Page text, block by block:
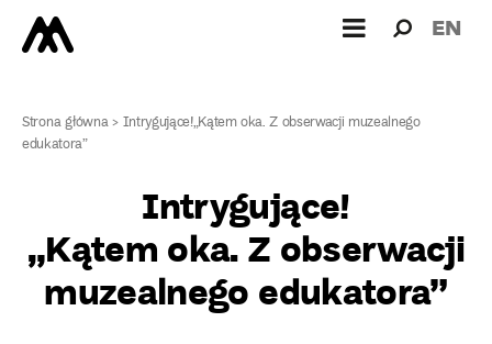
dla: EN
Strona główna>Intrygujące!„Kątem oka. Z obserwacji muzealnego
edukatora”
Intrygujące!
„Kątem oka. Z obserwacji
muzealnego edukatora”